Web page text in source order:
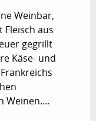
Weinbar,
Fleisch aus
gegrillt
Käse- und
Weinen....